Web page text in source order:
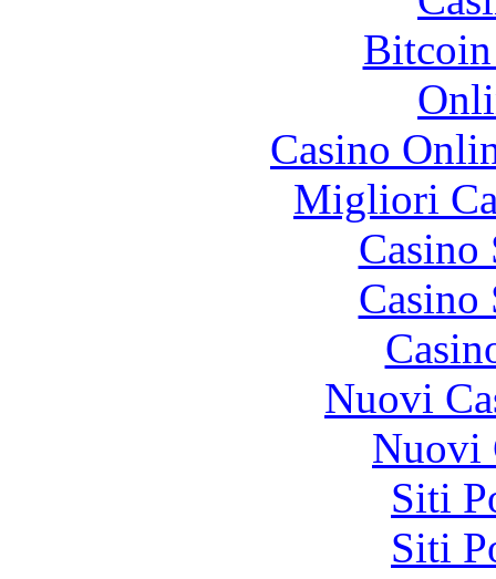
Casino
Migliori
Casino
Casino
Nuovi
Nuovi
Siti
Siti